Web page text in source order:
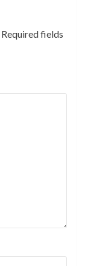
Required fields